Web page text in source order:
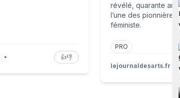
• 👍👎
révélé, quarante
l’une des
féministe.
PRO
lejournaldesarts.fr